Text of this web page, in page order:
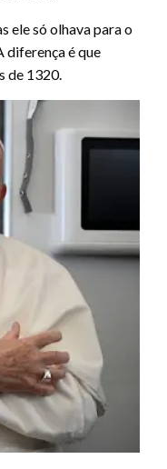
ele só olhava para o
diferença é que
de 1320.